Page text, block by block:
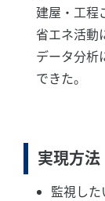
建屋・工程
省エネ活動
データ分析
できた。
実現方法
監視し